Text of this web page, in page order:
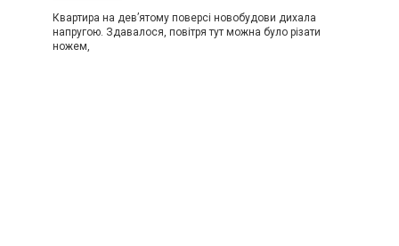
Квартира на дев’ятому поверсі новобудови дихала
напругою. Здавалося, повітря тут можна було різати
ножем,